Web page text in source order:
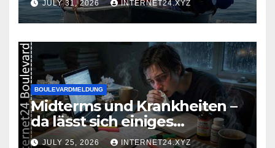
JULY 31, 2026 INTERNET24.XYZ
BOULEVARDMELDUNG
Midterms und Krankheiten –
da lässt sich einiges
zusammenbrauen!
JULY 25, 2026 INTERNET24.XYZ